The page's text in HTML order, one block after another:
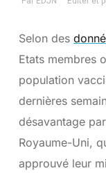
Selon des
Etats membres
population
dernières
désavantage
Royaume-Uni,
approuvé leur